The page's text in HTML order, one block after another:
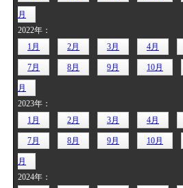
月
2022年：
1月
2月 3月 4月
7月 8月 9月 10月
月
2023年：
1月
2月 3月 4月
7月 8月 9月 10月
月
2024年：